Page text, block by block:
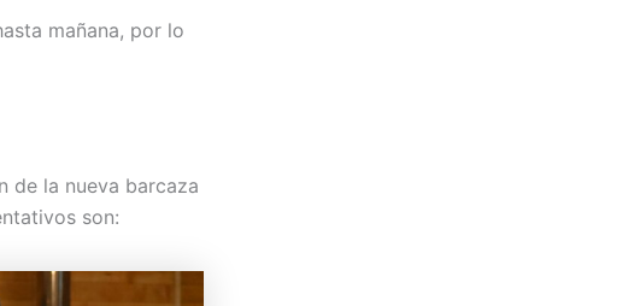
mañana, por lo
de la nueva barcaza
son: